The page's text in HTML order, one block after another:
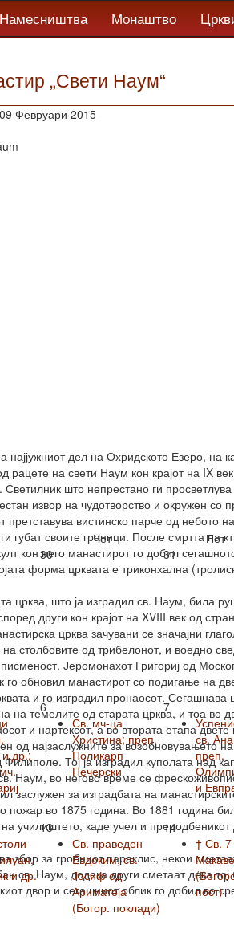
Намесништва Монаштво
„Свети Наум“
Февруари 2015
најјужниот дел на Охридското Езеро, на
рацете на свети Наум кон крајот на IX
Светилник што непрестано ги
извор на чудотворство и окружен со
претставува вистинско парче од небото
губат своите граници. После смртта на
кон него манастирот го добил
форма црквата е триконхална
црква, што ја изградил св. Наум, била
други кон крајот на XVIII век од
црква зачувани се значајни
столбовите од трибелонот, и воедно
Јеромонахот Григориј од
го обновил манастирот со подигање на
и го изградил пронаосот. Сегашнава
на темелите од старата црква, и тоа во
и нартексот, а во втората етапа
од најзаслужните за возобновувањето
Тој ја изградил куполата над
Наум, во негово време се
заслужен за изградбата на
пожар во 1875 година. Во 1881 година
на училиштето, каде учел и
збор за гробниот параклис, некои
св. Наум, додека други сметаат дека
двор и сегашниот облик го добил во
Чет Пет
30 31
др.;
6
Св. мч-ца
Христина; преп.
Поликарп
Печерски
7
св.
преп.
и
и др.
13
Св. праведен
Евдоким; св.
Јосиф од
Ариматеја
(Богор. поклади)
14
† Св.
пост)